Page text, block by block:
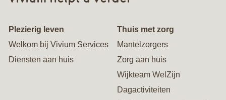
Plezierig leven
Welkom bij Vivium Services
Diensten aan huis
Thuis met zorg
Mantelzorgers
Zorg aan huis
Wijkteam WelZijn
Dagactiviteiten